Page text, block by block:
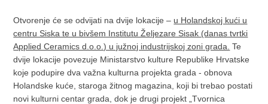
Otvorenje će se odvijati na dvije lokacije – u Holandskoj kući u
centru Siska te u bivšem Institutu Željezare Sisak (danas tvrtki
Applied Ceramics d.o.o.) u južnoj industrijskoj zoni grada. Te
dvije lokacije povezuje Ministarstvo kulture Republike Hrvatske
koje podupire dva važna kulturna projekta grada - obnova
Holandske kuće, staroga žitnog magazina, koji bi trebao postati
novi kulturni centar grada, dok je drugi projekt „Tvornica